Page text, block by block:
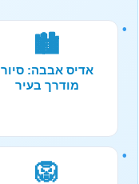
🏙️
אדיס אבבה: סיור
מודרך בעיר
🦁